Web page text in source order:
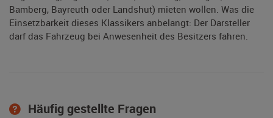
Bamberg, Bayreuth oder Landshut) mieten wollen. Was die
Einsetzbarkeit dieses Klassikers anbelangt: Der Darsteller
darf das Fahrzeug bei Anwesenheit des Besitzers fahren.
Häufig gestellte Fragen